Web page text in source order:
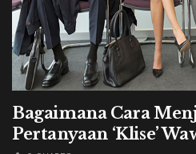
Bagaimana Cara
Pertanyaan ‘Klise’